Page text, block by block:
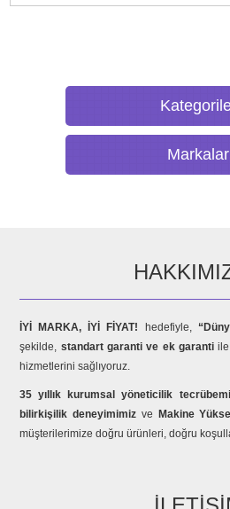
Markalar
İYİ MARKA, İYİ FİYAT! hedefiyle,
şekilde, standart garanti ve ek garanti
hizmetlerini sağlıyoruz.
35 yıllık kurumsal yöneticilik
bilirkişilik deneyimimiz ve Makine
müşterilerimize doğru ürünleri, doğru